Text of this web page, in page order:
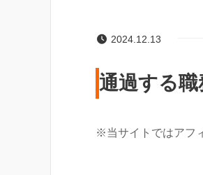
2024.12.13
通過する
※当サイトではアフ